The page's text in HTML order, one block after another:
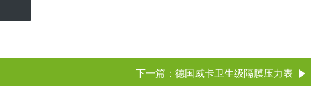
下一篇： 德国威卡卫生级隔膜压力表